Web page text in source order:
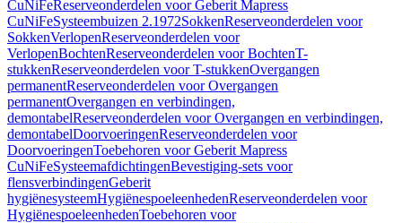
CuNiFeReserveonderdelen voor Geberit Mapress
CuNiFeSysteembuizen 2.1972SokkenReserveonderdelen voor
SokkenVerlopenReserveonderdelen voor
VerlopenBochtenReserveonderdelen voor BochtenT-
stukkenReserveonderdelen voor T-stukkenOvergangen
permanentReserveonderdelen voor Overgangen
permanentOvergangen en verbindingen,
demontabelReserveonderdelen voor Overgangen en verbindingen,
demontabelDoorvoeringenReserveonderdelen voor
DoorvoeringenToebehoren voor Geberit Mapress
CuNiFeSysteemafdichtingenBevestiging-sets voor
flensverbindingenGeberit
hygiënesysteemHygiënespoeleenhedenReserveonderdelen voor
HygiënespoeleenhedenToebehoren voor